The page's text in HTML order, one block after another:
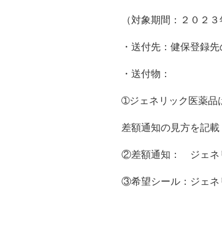
（対象期間：２０２
・送付先：健保登録
・送付物：
➀ジェネリック医薬品
差額通知の見方を記載
②差額通知： ジェネ
③希望シール：ジェネ